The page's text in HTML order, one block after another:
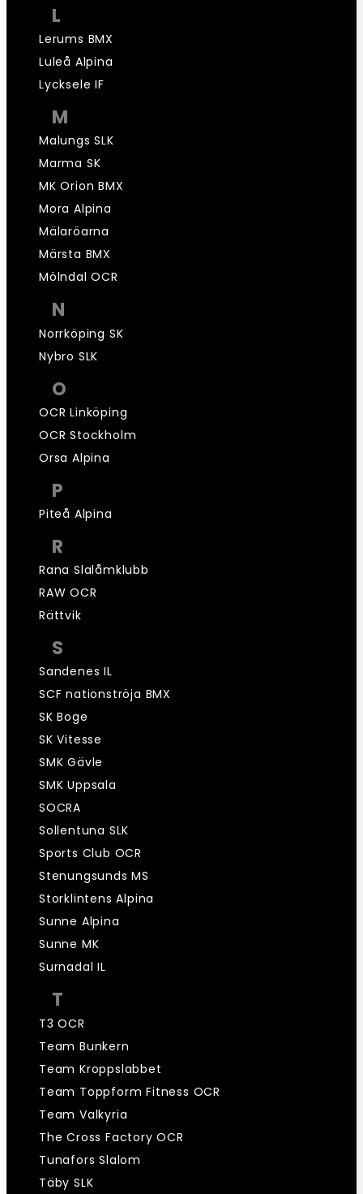
L
Lerums BMX
Luleå Alpina
Lycksele IF
M
Malungs SLK
Marma SK
MK Orion BMX
Mora Alpina
Mälaröarna
Märsta BMX
Mölndal OCR
N
Norrköping SK
Nybro SLK
O
OCR Linköping
OCR Stockholm
Orsa Alpina
P
Piteå Alpina
R
Rana Slalåmklubb
RAW OCR
Rättvik
S
Sandenes IL
SCF nationströja BMX
SK Boge
SK Vitesse
SMK Gävle
SMK Uppsala
SOCRA
Sollentuna SLK
Sports Club OCR
Stenungsunds MS
Storklintens Alpina
Sunne Alpina
Sunne MK
Surnadal IL
T
T3 OCR
Team Bunkern
Team Kroppslabbet
Team Toppform Fitness OCR
Team Valkyria
The Cross Factory OCR
Tunafors Slalom
Täby SLK